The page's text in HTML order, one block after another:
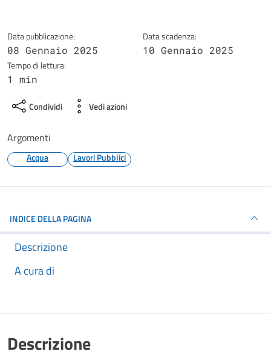
Data pubblicazione:
08 Gennaio 2025
Data scadenza:
10 Gennaio 2025
Tempo di lettura:
1 min
Condividi Vedi azioni
Argomenti
Acqua Lavori Pubblici
INDICE DELLA PAGINA
Descrizione
A cura di
Descrizione